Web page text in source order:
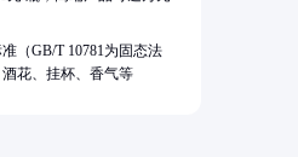
（GB/T 10781为固态法
花、挂杯、香气等